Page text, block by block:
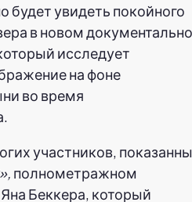
будет увидеть покойного
в новом
исследует
на фоне
во время
участников,
полнометражном
Беккера, который